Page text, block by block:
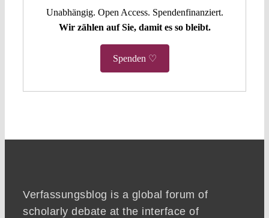
Unabhängig. Open Access. Spendenfinanziert.
Wir zählen auf Sie, damit es so bleibt.
Spenden ♡
Verfassungsblog is a global forum of
scholarly debate at the interface of